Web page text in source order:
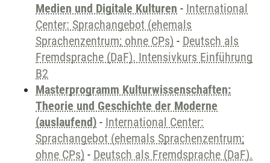
Medien und Digitale Kulturen - International
Center: Sprachangebot (ehemals
Sprachenzentrum; ohne CPs) - Deutsch als
Fremdsprache (DaF). Intensivkurs Einführung
B2
Masterprogramm Kulturwissenschaften:
Theorie und Geschichte der Moderne
(auslaufend) - International Center:
Sprachangebot (ehemals Sprachenzentrum;
ohne CPs) - Deutsch als Fremdsprache (DaF).